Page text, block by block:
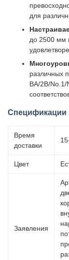
для
до 2500 мм
различных
BA/2B/
Спецификации
Время
доставки
Цвет
Заявления